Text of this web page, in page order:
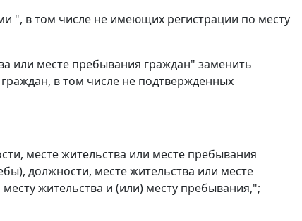
", в том числе не имеющих регистрации по месту
или месте пребывания граждан" заменить
в том числе не подтвержденных
месте жительства или месте пребывания
должности, месте жительства или месте
жительства и (или) месту пребывания,";